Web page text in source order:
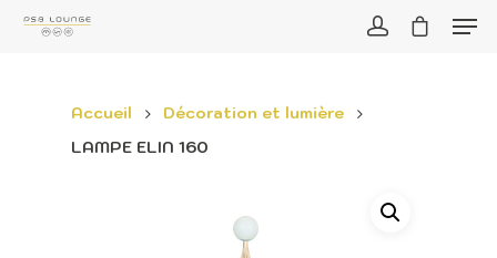
Accueil
Décoration et lumière
LAMPE ELIN 160